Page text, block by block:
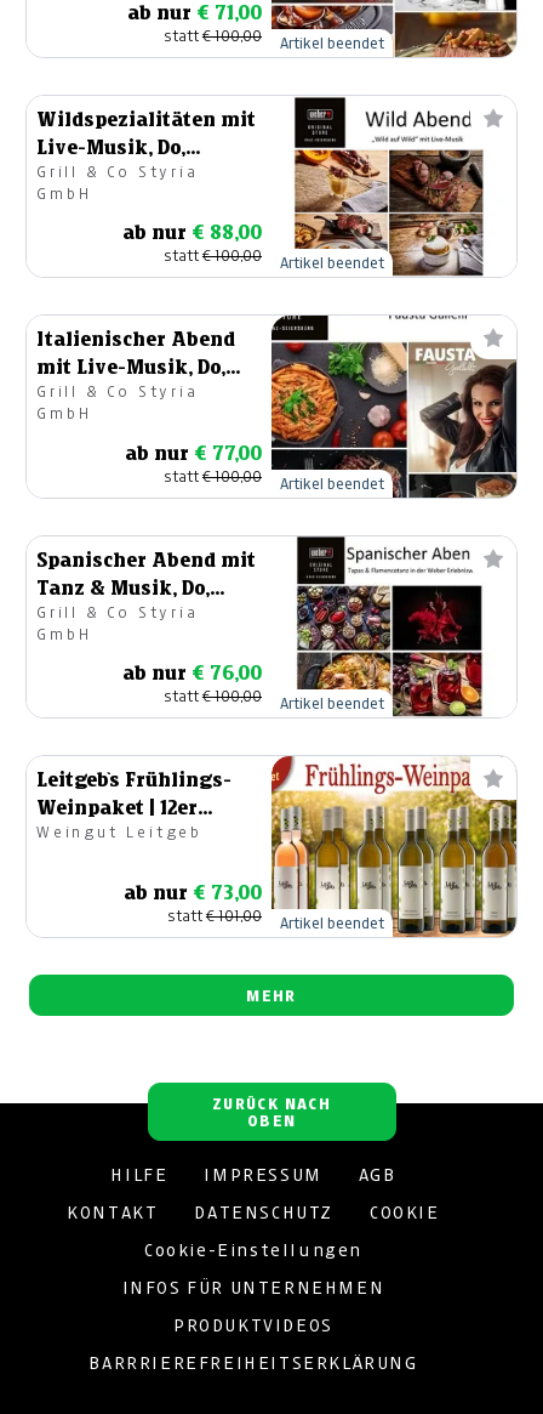
ab nur € 71,00
statt€ 100,00 Artikel beendet
Wildspezialitäten mit
Live-Musik, Do,
15.10.2026, 18:00-21:00
Grill & Co Styria
GmbH
ab nur € 88,00
statt€ 100,00 Artikel beendet
Italienischer Abend
mit Live-Musik, Do,
30.07.2026, 18:00-22:00
Grill & Co Styria
GmbH
ab nur € 77,00
statt€ 100,00 Artikel beendet
Spanischer Abend mit
Tanz & Musik, Do,
16.07.2026, 18:00-22:00
Grill & Co Styria
GmbH
ab nur € 76,00
statt€ 100,00 Artikel beendet
Leitgeb`s Frühlings-
Weinpaket | 12er
Edition
Weingut Leitgeb
ab nur € 73,00
statt€ 101,00 Artikel beendet
MEHR
ZURÜCK NACH
OBEN
HILFE IMPRESSUM AGB
KONTAKT DATENSCHUTZ COOKIE
Cookie-Einstellungen
INFOS FÜR UNTERNEHMEN
PRODUKTVIDEOS
BARRRIEREFREIHEITSERKLÄRUNG